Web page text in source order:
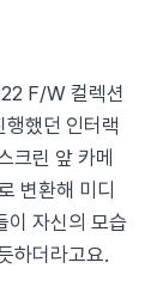
F/W 컬렉션
했던 인터랙
크린 앞 카메
변환해 미디
이 자신의 모습
하더라고요.